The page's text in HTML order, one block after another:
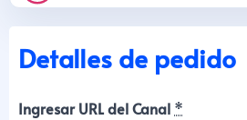
Detalles de pedido
Ingresar URL del Canal *